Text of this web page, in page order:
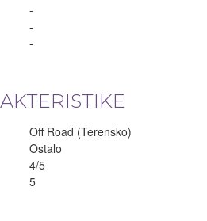
-
-
-
Off Road (Terensko)
Ostalo
4/5
5